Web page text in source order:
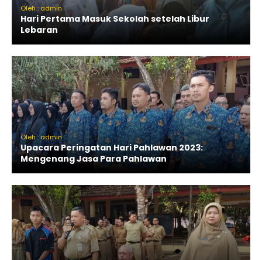
Oleh : admin
Hari Pertama Masuk Sekolah setelah Libur
Lebaran
Oleh : admin
Upacara Peringatan Hari Pahlawan 2023:
Mengenang Jasa Para Pahlawan